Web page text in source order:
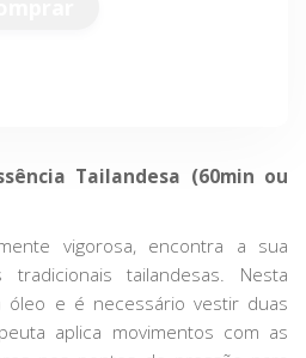
Tailandesa (60min ou
vigorosa, encontra a sua
tailandesas. Nesta
óleo e é necessário vestir duas
aplica movimentos com as